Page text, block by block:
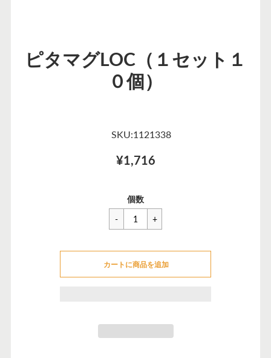
ピタマグLOC（１セット１
０個）
SKU:1121338
¥1,716
セ
ー
ル
格
一
般
価
¥1,716
個数
カートに商品を追加